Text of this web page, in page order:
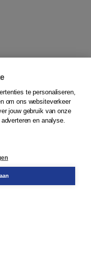
te personaliseren,
om ons websiteverkeer
jouw gebruik van onze
en analyse.